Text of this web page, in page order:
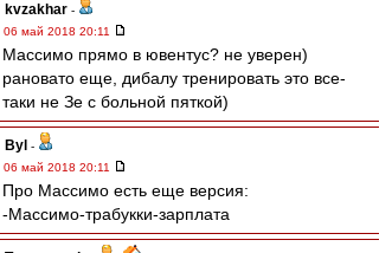
kvzakhar -
06 май 2018 20:11
Массимо прямо в ювентус? не уверен)
рановато еще, дибалу тренировать это все-
таки не Зе с больной пяткой)
Byl -
06 май 2018 20:11
Про Массимо есть еще версия:
-Массимо-трабукки-зарплата